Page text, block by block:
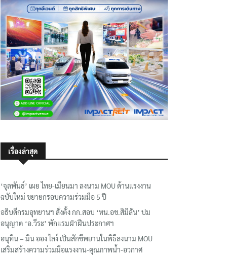
เรื่องล่าสุด
‘จุลพันธ์’ เผย ไทย-เมียนมา ลงนาม MOU ด้านแรงงาน
ฉบับใหม่ ขยายกรอบความร่วมมือ 5 ปี
อธิบดีกรมอุทยานฯ​ สั่งตั้ง กก.สอบ ‘หน.อช.สิมิลัน’ ปม
อนุญาต ‘อ.วีระ’ พักแรมฝ่าฝืนประกาศฯ
อนุทิน – มิน ออง ไลง์ เป็นสักขีพยานในพิธีลงนาม MOU
เสริมสร้างความร่วมมือแรงงาน-คุณภาพน้ำ-อวกาศ